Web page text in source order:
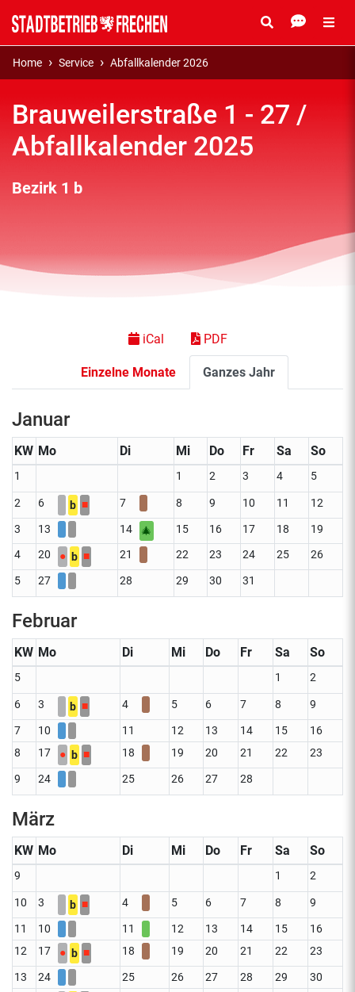
Home Service Abfallkalender 2026
Brauweilerstraße 1 - 27 /
Abfallkalender 2025
Bezirk 1 b
Einzelne Monate Ganzes Jahr
iCal PDF
Januar
KW Mo Di Mi Do Fr Sa So
1 1 2 3 4 5
2 6 b ■ 7 8 9 10 11 12
3 13 14 🎄 15 16 17 18
19
4
20 ● b ■ 21 22 23 24 25 26
5 27 28 29 30 31
Februar
KW Mo Di Mi Do Fr Sa So
5 1 2
6 3 b ■ 4 5 6 7 8 9
7 10 11 12 13 14 15
16
8
17 ● b ■ 18 19 20 21 22 23
9 24 25 26 27 28
März
KW Mo Di Mi Do Fr Sa So
9 1 2
10 3 b ■ 4 5 6 7 8 9
11 10 11 12 13 14 15
16
12
17 ● b ■ 18 19 20 21 22 23
13 24 25 26 27 28 29
30